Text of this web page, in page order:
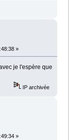
»
je l'espère que
IP archivée
»